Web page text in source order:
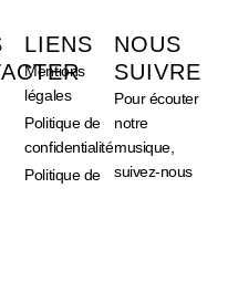
LIENS
Mentions
légales
Politique de
confidentialité
Politique de
NOUS
SUIVRE
Pour écouter
notre
musique,
suivez-nous